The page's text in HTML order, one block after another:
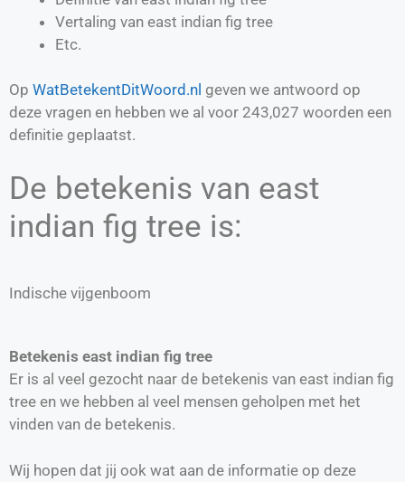
Vertaling van east indian fig tree
Etc.
Op WatBetekentDitWoord.nl geven we antwoord op
deze vragen en hebben we al voor 243,027 woorden een
definitie geplaatst.
De betekenis van east
indian fig tree is:
Indische vijgenboom
Betekenis east indian fig tree
Er is al veel gezocht naar de betekenis van east indian fig
tree en we hebben al veel mensen geholpen met het
vinden van de betekenis.
Wij hopen dat jij ook wat aan de informatie op deze